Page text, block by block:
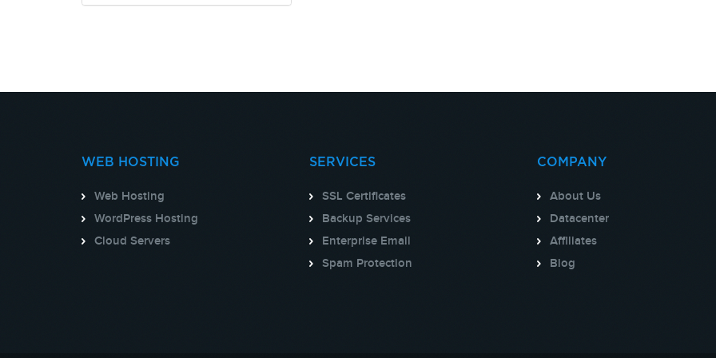
WEB HOSTING
Web Hosting
WordPress Hosting
Cloud Servers
SERVICES
SSL Certificates
Backup Services
Enterprise Email
Spam Protection
COMPANY
About Us
Datacenter
Affiliates
Blog